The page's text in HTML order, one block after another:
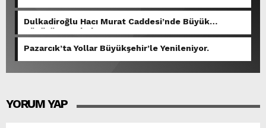
Dulkadiroğlu Hacı Murat Caddesi’nde Büyük
Dönüşüm Başladı.
Pazarcık’ta Yollar Büyükşehir’le Yenileniyor.
YORUM YAP